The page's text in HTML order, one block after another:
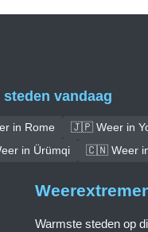
vandaag
in Rome 🇯🇵 Weer in
in Ürümqi 🇨🇳 Weer
Warmste steden op